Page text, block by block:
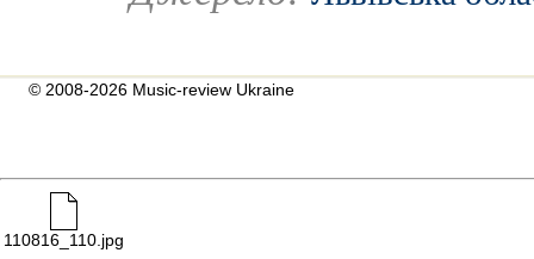
© 2008-2026 Music-review Ukraine
110816_110.jpg